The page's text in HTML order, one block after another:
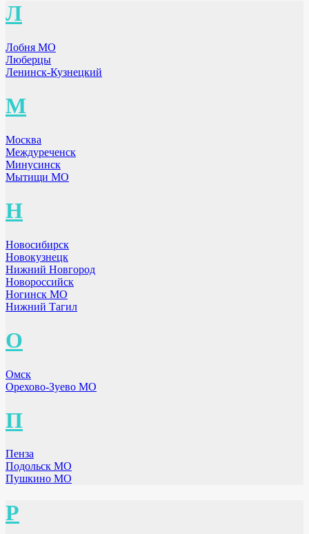
Л
Лобня МО
Люберцы
Ленинск-Кузнецкий
М
Москва
Междуреченск
Минусинск
Мытищи МО
Н
Новосибирск
Новокузнецк
Нижний Новгород
Новороссийск
Ногинск МО
Нижний Тагил
О
Омск
Орехово-Зуево МО
П
Пенза
Подольск МО
Пушкино МО
Р